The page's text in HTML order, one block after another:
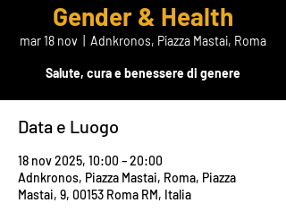
Gender & Health
mar 18 nov Adnkronos, Piazza Mastai, Roma
Salute, cura e benessere di genere
Data e Luogo
18 nov 2025, 10:00 – 20:00
Adnkronos, Piazza Mastai, Roma, Piazza
Mastai, 9, 00153 Roma RM, Italia